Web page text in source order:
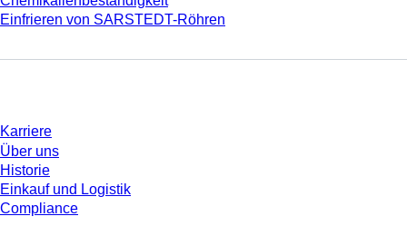
Einfrieren von SARSTEDT-Röhren
Karriere
Über uns
Historie
Einkauf und Logistik
Compliance